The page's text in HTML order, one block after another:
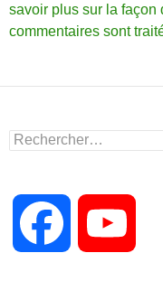
savoir plus sur la façon
commentaires sont
Rechercher :